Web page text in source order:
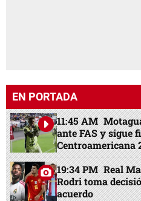
EN PORTADA
11:45 AM
ante FAS y sigue
Centroamericana
19:34 PM Real
Rodri toma
acuerdo